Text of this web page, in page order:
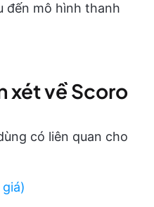
đến mô hình thanh
xét về Scoro
có liên quan cho